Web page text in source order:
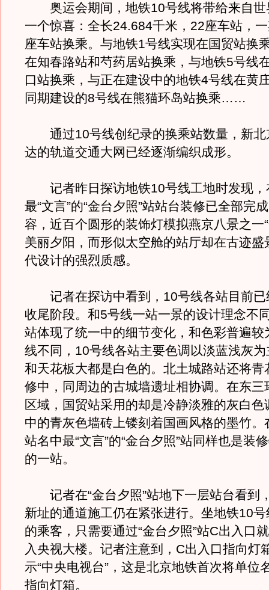
奥运会期间，地铁10号线将带给来自世
一个惊喜：全长24.684千米，22座车站，
座车站换乘。与地铁1号线实现在国贸站换
在知春路站和芍药居站换乘，与地铁5号线
口站换乘，与正在建设中的地铁4号线在黄
同期建设的8号线在熊猫环岛站换乘……
通过10号线创纪录的换乘站数量，新北
达的轨道交通大网已经逐渐编织成形。
记者昨日探访地铁10号线工地时发现，
最“文言”的“金台夕照”站站台装修已全部完
容，近百个圆形的装饰灯模拟燕京八景之一
美丽夕阳，而形似太空舱的站厅却在古迹盛
代设计的强烈质感。
记者在探访中看到，10号线各站目前已
收尾阶段。和5号线一站一景的设计理念不
站体现了统一中的细节变化，和色彩普遍较
线不同，10号线各站主要色调以淡蓝浅灰
和天花板大都是白色的。北土城路站还将青
修中，同周边的古城墙遗址相协调。在东三
区域，国贸站采用的却是冷静淡雅的灰白色
中的青灰色墙砖上镂刻着国画风格的墨竹。
站名中最“文言”的“金台夕照”站同样也是装
的一站。
记者在“金台夕照”站地下一层站台看到
新址的通道施工仍在紧张进行。坐地铁10
的乘客，只需要通过“金台夕照”站C出入口
入央视大楼。记者注意到，C出入口指向灯
示“中央电视台”，这是北京地铁首次将单位
指向灯箱。